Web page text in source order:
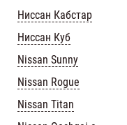
Ниссан Кабстар
Ниссан Куб
Nissan Sunny
Nissan Rogue
Nissan Titan